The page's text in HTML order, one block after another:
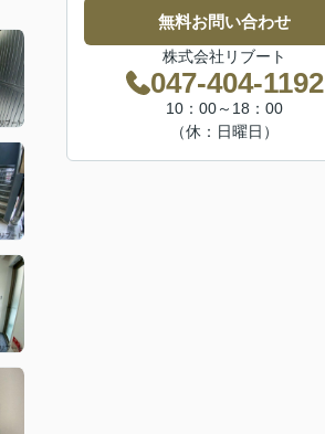
無料お問い合わせ
株式会社リブート
047-404-1192
10：00～18：00
（休：日曜日）